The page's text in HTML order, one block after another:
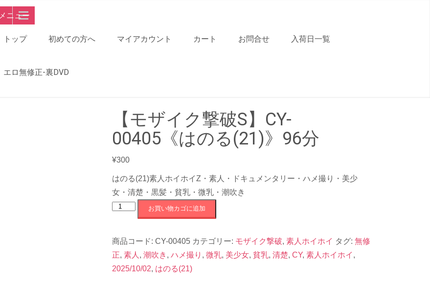
メニュー
トップ 初めての方へ マイアカウント カート お問合せ 入荷日一覧
エロ無修正-裏DVD
【モザイク撃破S】CY-
00405《はのる(21)》96分
¥300
はのる(21)素人ホイホイZ・素人・ドキュメンタリー・ハメ撮り・美少
女・清楚・黒髪・貧乳・微乳・潮吹き
【モ
ク
撃
破
お買い物カゴに追加
商品コード: CY-00405 カテゴリー: モザイク撃破, 素人ホイホイ タグ: 無修
正, 素人 , 潮吹き , ハメ撮り , 微乳, 美少女, 貧乳, 清楚, CY, 素人ホイホイ ,
2025/10/02, はのる(21)